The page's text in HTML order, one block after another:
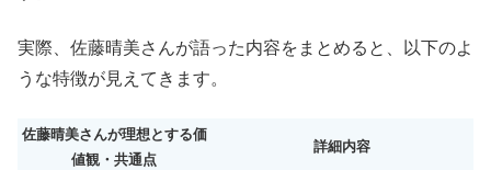
実際、佐藤晴美さんが語った内容をまとめると、以下のよ
うな特徴が見えてきます。
佐藤晴美さんが理想とする価
値観・共通点
詳細内容